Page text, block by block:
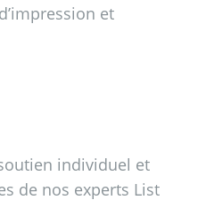
et
individuel et
de nos experts List